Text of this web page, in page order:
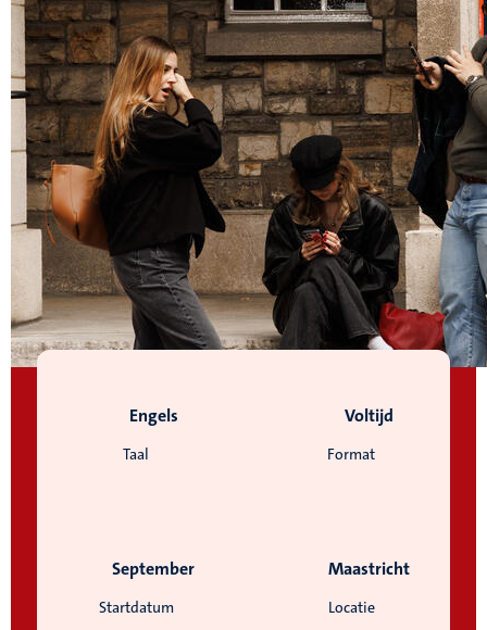
Taal
Engels
Format
Voltijd
Startdatum
September
Locatie
Maastricht